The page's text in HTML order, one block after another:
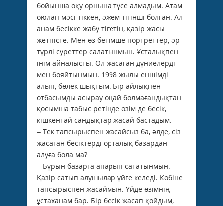
бойынша оқу орнына түсе алмадым. Атам
оюлап мәсі тіккен, әжем тігінші болған. Ал
анам бесікке жабу тігетін, қазір жасы
жетпісте. Мен өз бетімше портреттер, әр
түрлі суреттер салатынмын. Ұсталықпен
інім айналысты. Ол жасаған дүниелерді
мен бояйтынмын. 1998 жылы еншімді
алып, бөлек шықтым. Бір айлықпен
отбасымды асырау оңай болмағандықтан
қосымша табыс ретінде өзім де бесік,
кішкентай сандықтар жасай бастадым.
– Тек тапсырыспен жасайсыз ба, әлде, сіз
жасаған бесіктерді орталық базардан
алуға бола ма?
– Бұрын базарға апарып сататынмын.
Қазір сатып алушылар үйге келеді. Көбіне
тапсырыспен жасаймын. Үйде өзімнің
ұстаханам бар. Бір бесік жасап қойдым,